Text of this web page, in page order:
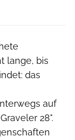
lange, bis
das
auf
28".